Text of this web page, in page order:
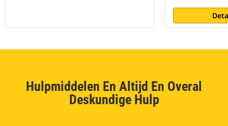
Hulpmiddelen En Altijd En Overal
Deskundige Hulp